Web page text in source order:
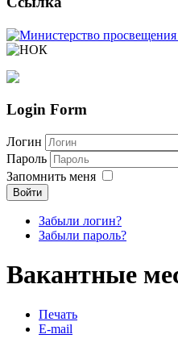
Login Form
Логин
Пароль
Запомнить меня
Войти
Забыли логин?
Забыли пароль?
Компоненты, модули,
Вакантные
Печать
E-mail